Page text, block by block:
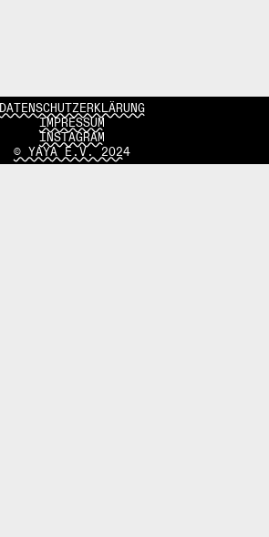
DATENSCHUTZERKLÄRUNG
IMPRESSUM
INSTAGRAM
© YAYA E.V. 2024